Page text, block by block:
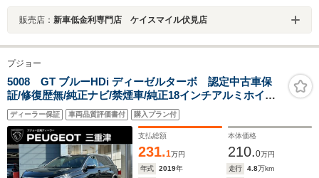
販売店： 新車低金利専門店 ケイスマイル伏見店
プジョー
5008 GT ブルーHDi ディーゼルターボ 認定中古車保
証/修復歴無/純正ナビ/禁煙車/純正18インチアルミホイー
ル/ETC/コントロール/LEDヘッドライト/バックモニター/
ブラインドスポットモニター/ルーフレール
ディーラー保証 車両品質評価書付 購入プラン付
支払総額
231.1万円
本体価格
210.0万円
年式
2019年 走行 4.8万km